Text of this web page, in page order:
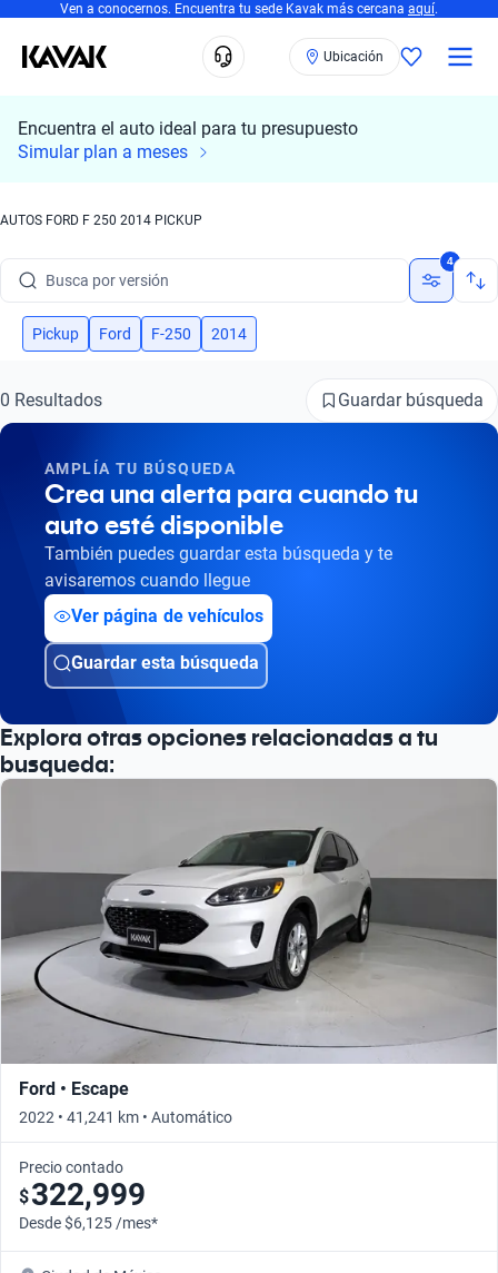
Ven a conocernos. Encuentra tu sede Kavak más cercana aquí.
Ubicación
Encuentra el auto ideal para tu presupuesto
Simular plan a meses
AUTOS FORD F 250 2014 PICKUP
Busca por modelo
Busca por año
Busca por versión
4
Pickup Ford F-250 2014
0 Resultados Guardar búsqueda
AMPLÍA TU BÚSQUEDA
Crea una alerta para cuando tu
auto esté disponible
También puedes guardar esta búsqueda y te
avisaremos cuando llegue
Ver página de vehículos
Guardar esta búsqueda
Explora otras opciones relacionadas a tu
busqueda:
Ford • Escape
2022 • 41,241 km • Automático
Precio contado
$322,999
Desde $6,125 /mes*